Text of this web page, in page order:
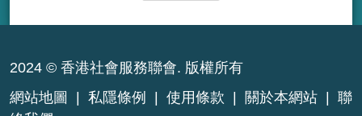
2024 © 香港社會服務聯會. 版權所有
網站地圖
私隱條例 使用條款 關於本網站
聯